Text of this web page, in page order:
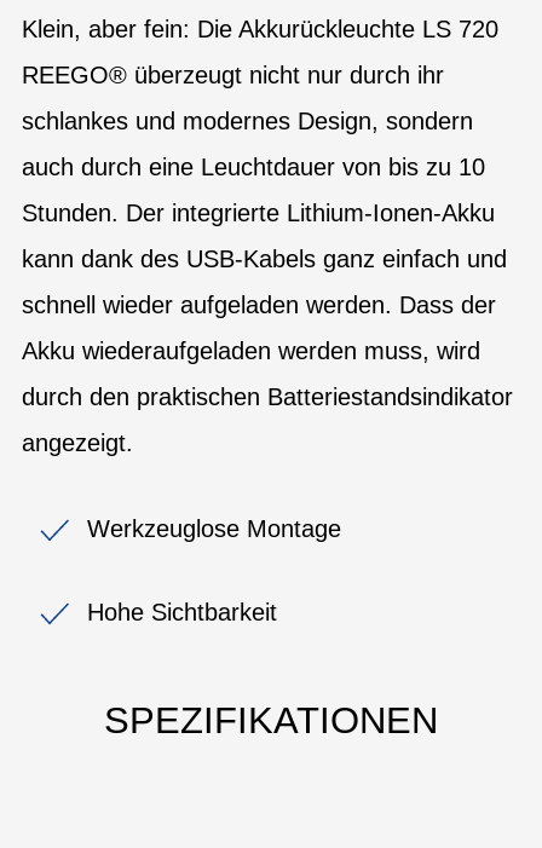
Klein, aber fein: Die Akkurückleuchte LS 720
REEGO® überzeugt nicht nur durch ihr
schlankes und modernes Design, sondern
auch durch eine Leuchtdauer von bis zu 10
Stunden. Der integrierte Lithium-Ionen-Akku
kann dank des USB-Kabels ganz einfach und
schnell wieder aufgeladen werden. Dass der
Akku wiederaufgeladen werden muss, wird
durch den praktischen Batteriestandsindikator
angezeigt.
Werkzeuglose Montage
Hohe Sichtbarkeit
SPEZIFIKATIONEN